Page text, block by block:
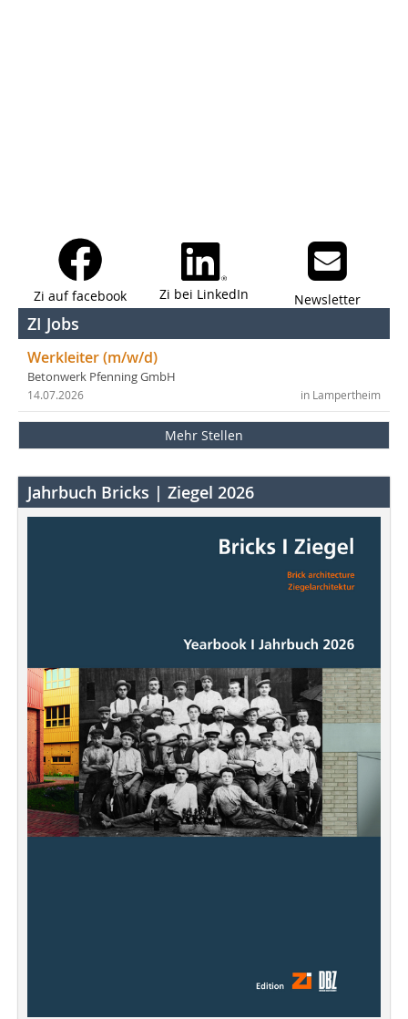
Zi auf facebook Zi bei LinkedIn Newsletter
ZI Jobs
Werkleiter (m/w/d)
Betonwerk Pfenning GmbH
in Lampertheim
14.07.2026
Mehr Stellen
Jahrbuch Bricks | Ziegel 2026